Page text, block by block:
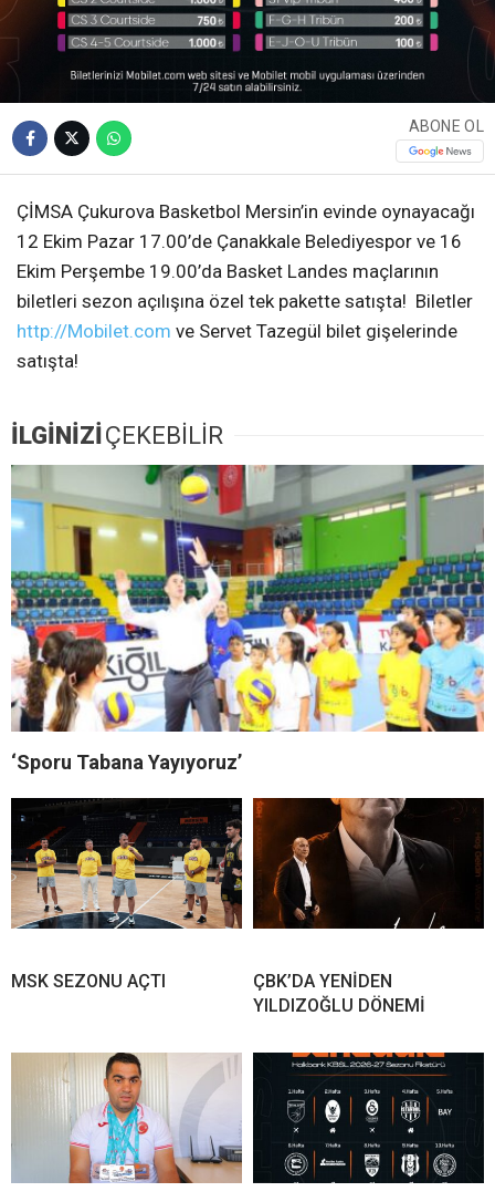
ABONE OL
ÇİMSA Çukurova Basketbol Mersin’in evinde oynayacağı
12 Ekim Pazar 17.00’de Çanakkale Belediyespor ve 16
Ekim Perşembe 19.00’da Basket Landes maçlarının
biletleri sezon açılışına özel tek pakette satışta! Biletler
http://Mobilet.com ve Servet Tazegül bilet gişelerinde
satışta!
İLGİNİZİ ÇEKEBİLİR
‘Sporu Tabana Yayıyoruz’
MSK SEZONU AÇTI
ÇBK’DA YENİDEN
YILDIZOĞLU DÖNEMİ